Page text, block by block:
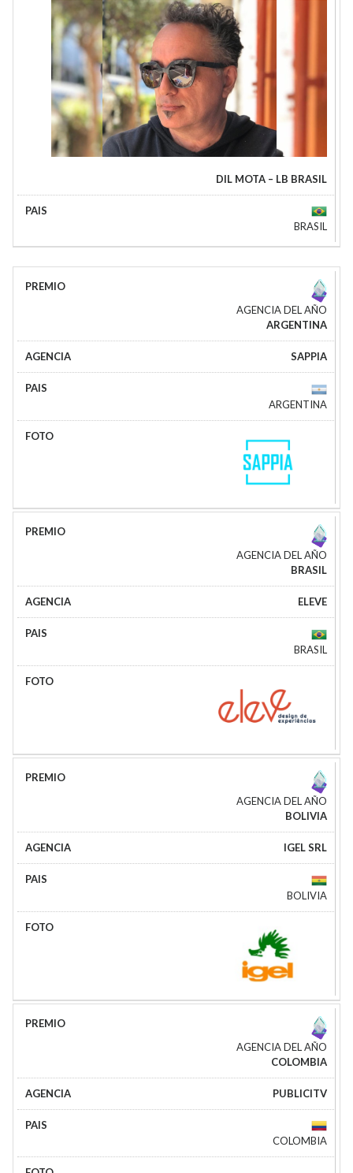
DIL MOTA – LB BRASIL
BRASIL
AGENCIA DEL AÑO
ARGENTINA
SAPPIA
ARGENTINA
AGENCIA DEL AÑO
BRASIL
ELEVE
BRASIL
AGENCIA DEL AÑO
BOLIVIA
IGEL SRL
BOLIVIA
AGENCIA DEL AÑO
COLOMBIA
PUBLICITV
COLOMBIA